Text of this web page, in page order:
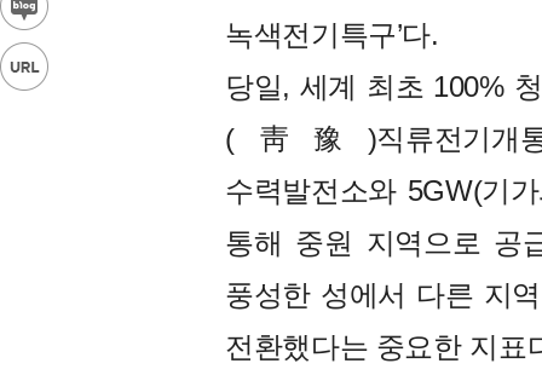
녹색전기특구’다.
당일, 세계 최초 100%
(靑豫)직류전기개
수력발전소와 5GW(기
통해 중원 지역으로 공
풍성한 성에서 다른 지
전환했다는 중요한 지표